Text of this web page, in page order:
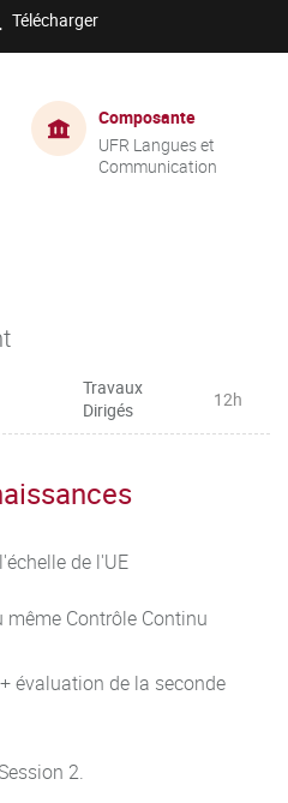
Télécharger
Composante
UFR Langues et
Communication
Travaux
Dirigés
12h
de l'UE
même Contrôle Continu
évaluation de la seconde
2.